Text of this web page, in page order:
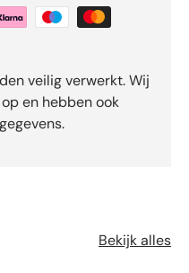
veilig verwerkt. Wij
en hebben ook
Bekijk alles